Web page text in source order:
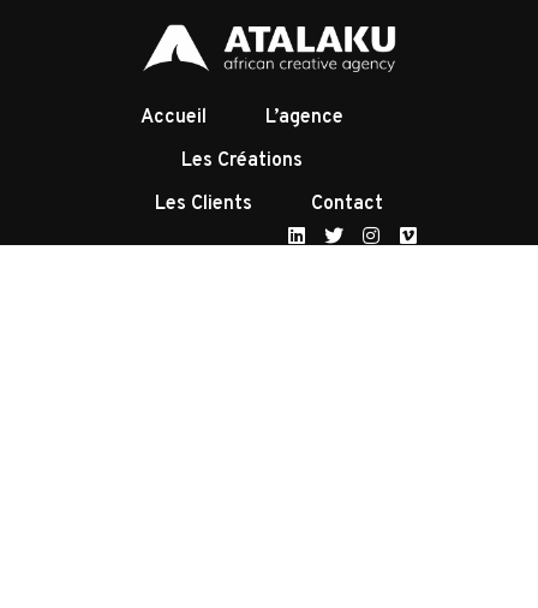
Accueil
L’agence
Les Créations
Les Clients
Contact